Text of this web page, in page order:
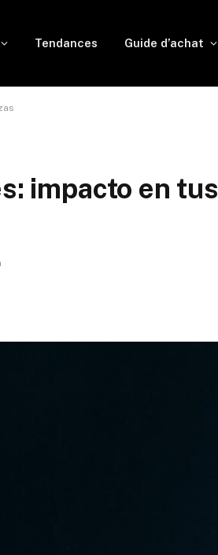
Tendances Guide d’achat
impacto en tus